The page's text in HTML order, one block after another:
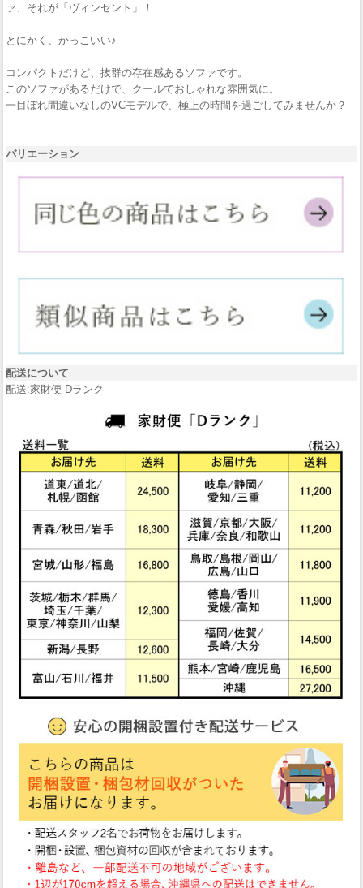
ァ、それが「ヴィンセント」！
とにかく、かっこいい♪
コンパクトだけど、抜群の存在感あるソファです。
このソファがあるだけで、クールでおしゃれな雰囲気に。
一目ぼれ間違いなしのVCモデルで、極上の時間を過ごしてみませんか？
バリエーション
配送について
配送:家財便 Dランク